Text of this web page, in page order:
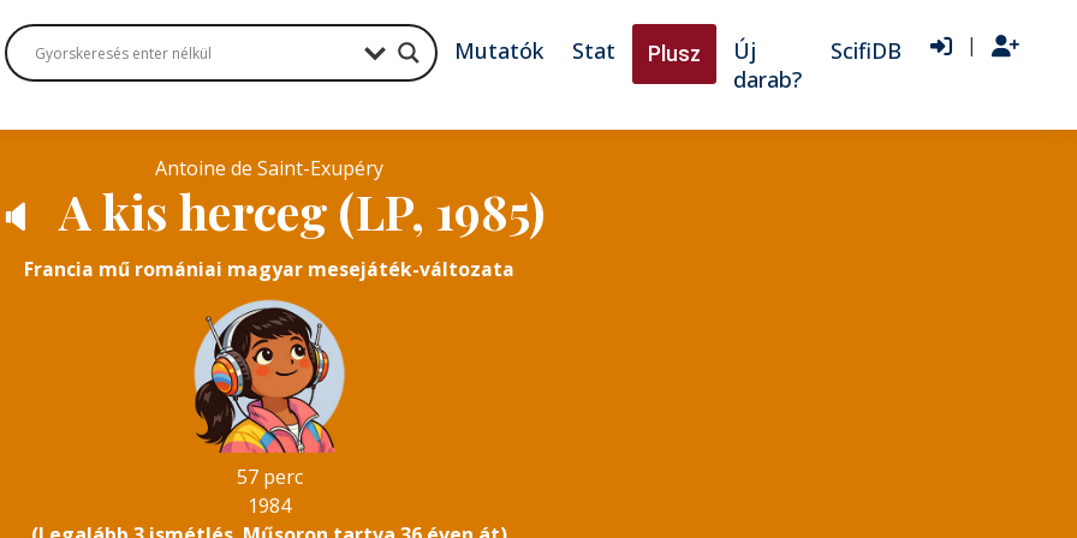
Mutatók Stat Plusz
Új
darab?
ScifiDB |
Antoine de Saint-Exupéry
🔈 A kis herceg (LP, 1985)
Francia mű romániai magyar mesejáték-változata
57 perc
1984